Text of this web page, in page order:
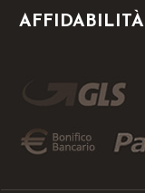
AFFIDABILITÀ